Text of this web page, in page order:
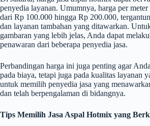
penyedia layanan. Umumnya, harga per
dari Rp 100.000 hingga Rp 200.000,
dan layanan tambahan yang ditawarkan.
gambaran yang lebih jelas, Anda dapat
penawaran dari beberapa penyedia jasa.
Perbandingan harga ini juga penting agar
pada biaya, tetapi juga pada kualitas layanan
untuk memilih penyedia jasa yang
dan telah berpengalaman di bidangnya.
Tips Memilih Jasa Aspal Hotmix yang